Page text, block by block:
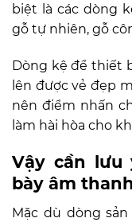
biệt là các dòng
gỗ tự nhiên, gỗ
Dòng kệ để thiết
lên được vẻ đẹp
nên điểm nhấn
làm hài hòa cho
Vậy cần
bày âm thanh
Mặc dù dòng